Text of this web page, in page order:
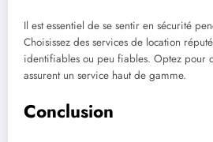
Il est essentiel de se sentir en sécurité
Choisissez des services de location
identifiables ou peu fiables. Optez pour
assurent un service haut de gamme.
Conclusion